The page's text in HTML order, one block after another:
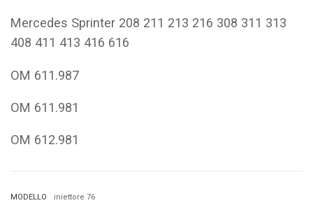
Mercedes Sprinter 208 211 213 216 308 311 313
408 411 413 416 616
OM 611.987
OM 611.981
OM 612.981
MODELLO iniettore 76